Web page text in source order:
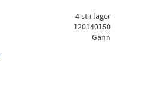
4 st i lager
120140150
Gann